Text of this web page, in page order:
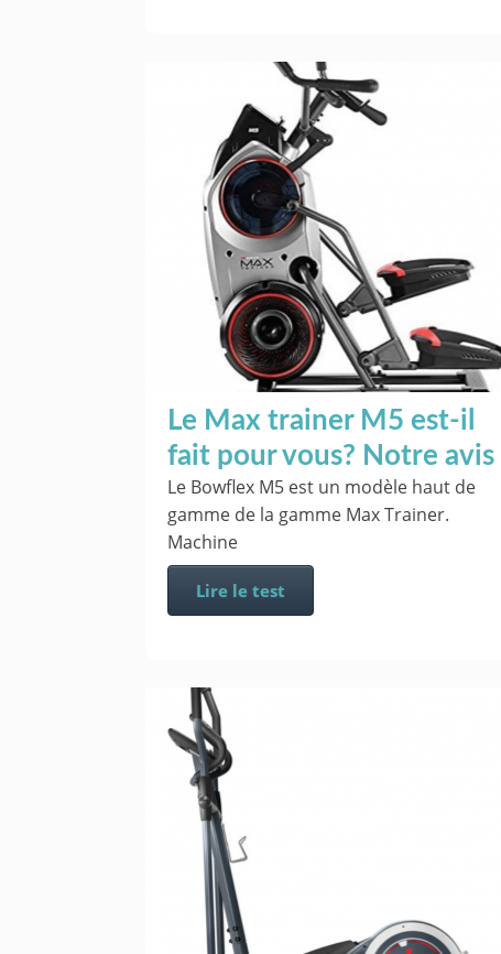
Le Max trainer M5 est-il
fait pour vous? Notre avis
Le Bowflex M5 est un modèle haut de
gamme de la gamme Max Trainer.
Machine
Lire le test